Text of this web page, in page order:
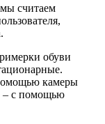
считаем
обуви
камеры
– с помощью